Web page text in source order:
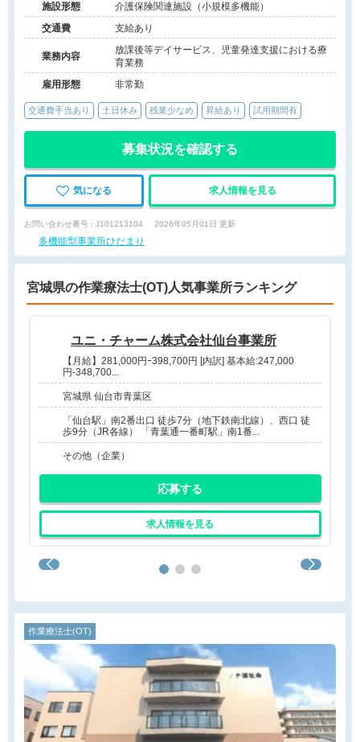
施設形態
介護保険関連施設（小規模多機能）
交通費
支給あり
業務内容
放課後等デイサービス、児童発達支援における療
育業務
雇用形態
非常勤
交通費手当あり 土日休み 残業少なめ 昇給あり 試用期間有
募集状況を確認する
気になる 求人情報を見る
お問い合わせ番号 : J101213104 2026年05月01日 更新
多機能型事業所ひだまり
宮城県の作業療法士(OT)人気事業所ランキング
ユニ・チャーム株式会社仙台事業所
【月給】281,000円ｰ398,700円 [内訳] 基本給:247,000
円-348,700...
宮城県 仙台市青葉区
「仙台駅」南2番出口 徒歩7分（地下鉄南北線）、西口 徒
歩9分（JR各線） 「青葉通一番町駅」南1番...
その他（企業）
応募する
求人情報を見る
作業療法士(OT)